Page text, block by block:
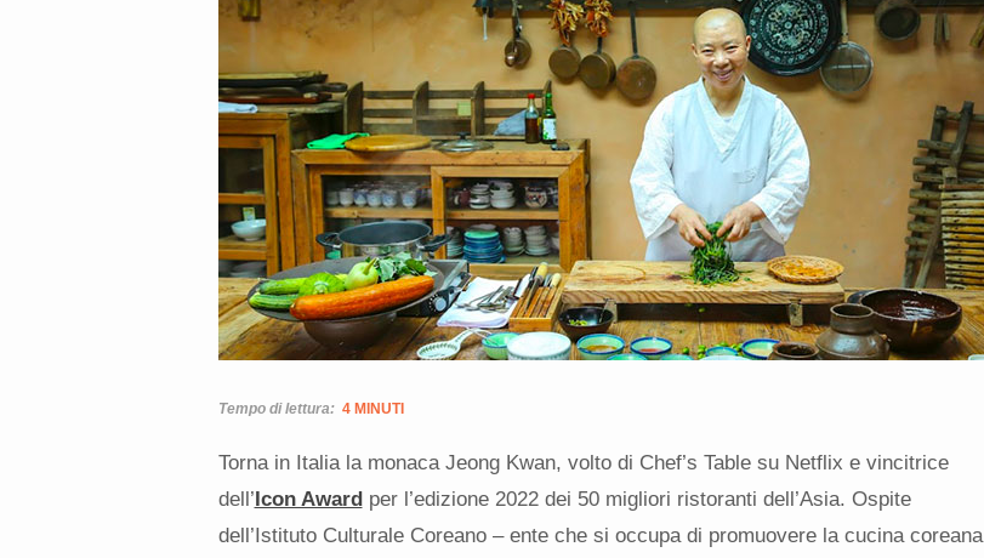
Tempo di lettura: 4 MINUTI
Torna in Italia la monaca Jeong Kwan, volto di Chef’s Table su Netflix e vincitrice
dell’Icon Awardper l’edizione 2022 dei 50 migliori ristoranti dell’Asia. Ospite
dell’Istituto Culturale Coreano – ente che si occupa di promuovere la cucina coreana